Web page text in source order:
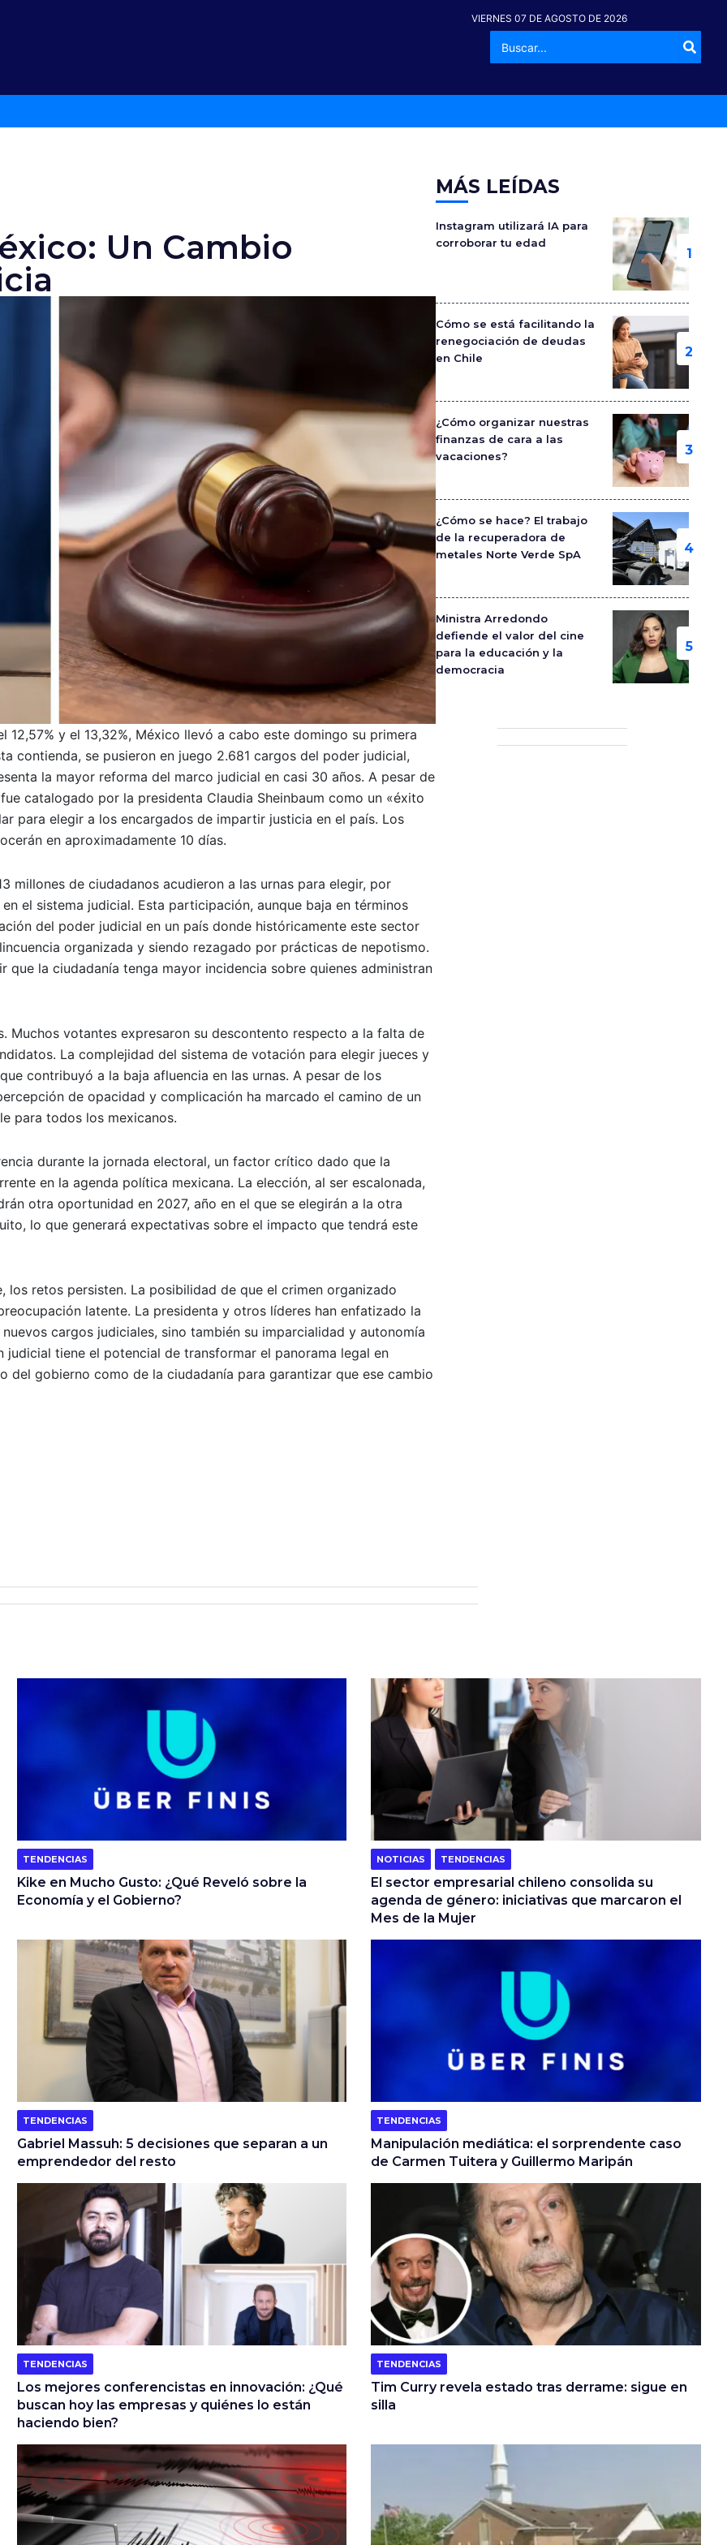
VIERNES 07 DE AGOSTO DE 2026
-º
por:
Un Cambio
y el 13,32%, México llevó a cabo este domingo su primera
contienda, se pusieron en juego 2.681 cargos del poder judicial,
la mayor reforma del marco judicial en casi 30 años. A pesar de
catalogado por la presidenta Claudia Sheinbaum como un «éxito
para elegir a los encargados de impartir justicia en el país. Los
en aproximadamente 10 días.
millones de ciudadanos acudieron a las urnas para elegir, por
el sistema judicial. Esta participación, aunque baja en términos
del poder judicial en un país donde históricamente este sector
organizada y siendo rezagado por prácticas de nepotismo.
la ciudadanía tenga mayor incidencia sobre quienes administran
Muchos votantes expresaron su descontento respecto a la falta de
La complejidad del sistema de votación para elegir jueces y
contribuyó a la baja afluencia en las urnas. A pesar de los
de opacidad y complicación ha marcado el camino de un
para todos los mexicanos.
durante la jornada electoral, un factor crítico dado que la
en la agenda política mexicana. La elección, al ser escalonada,
otra oportunidad en 2027, año en el que se elegirán a la otra
lo que generará expectativas sobre el impacto que tendrá este
los retos persisten. La posibilidad de que el crimen organizado
latente. La presidenta y otros líderes han enfatizado la
cargos judiciales, sino también su imparcialidad y autonomía
tiene el potencial de transformar el panorama legal en
gobierno como de la ciudadanía para garantizar que ese cambio
MÁS LEÍDAS
Instagram utilizará IA para
corroborar tu edad
Cómo se está facilitando la
renegociación de deudas
en Chile
¿Cómo organizar nuestras
finanzas de cara a las
vacaciones?
¿Cómo se hace? El trabajo
de la recuperadora de
metales Norte Verde SpA
Ministra Arredondo
defiende el valor del cine
para la educación y la
democracia
TENDENCIAS
Kike en Mucho Gusto: ¿Qué Reveló sobre la
Economía y el Gobierno?
NOTICIAS TENDENCIAS
El sector empresarial chileno consolida su
agenda de género: iniciativas que marcaron el
Mes de la Mujer
TENDENCIAS
Gabriel Massuh: 5 decisiones que separan a un
emprendedor del resto
TENDENCIAS
Manipulación mediática: el sorprendente caso
de Carmen Tuitera y Guillermo Maripán
TENDENCIAS
Los mejores conferencistas en innovación: ¿Qué
buscan hoy las empresas y quiénes lo están
haciendo bien?
TENDENCIAS
Tim Curry revela estado tras derrame: sigue en
silla